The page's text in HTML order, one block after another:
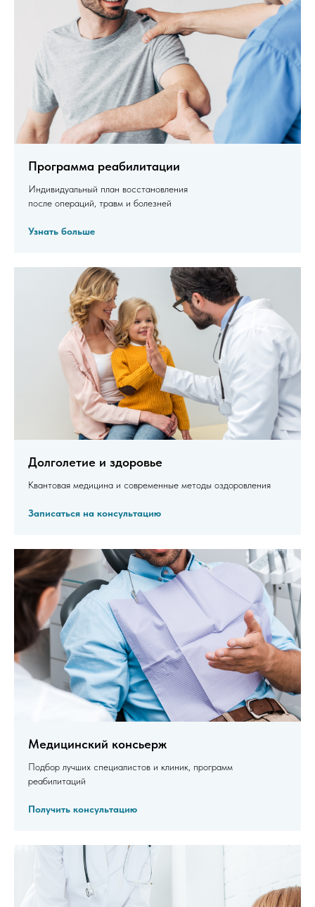
Программа реабилитации
Индивидуальный план восстановления
после операций, травм и болезней
Узнать больше
Долголетие и здоровье
Квантовая медицина и современные методы оздоровления
Записаться на консультацию
Медицинский консьерж
Подбор лучших специалистов и клиник, программ
реабилитаций
Получить консультацию